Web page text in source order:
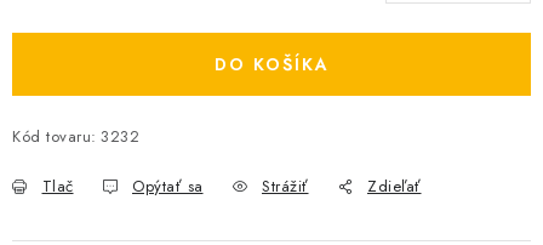
DO KOŠÍKA
Kód tovaru: 3232
Tlač Opýtať sa Strážiť Zdieľať